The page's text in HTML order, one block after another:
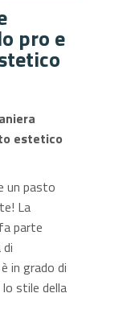
pro e
estetico
un pasto
La
parte
in grado di
stile della